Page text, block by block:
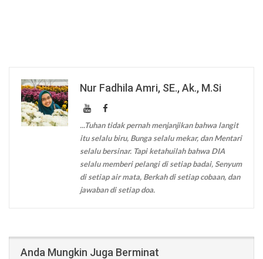
Nur Fadhila Amri, SE., Ak., M.Si
...Tuhan tidak pernah menjanjikan bahwa langit
itu selalu biru, Bunga selalu mekar, dan Mentari
selalu bersinar. Tapi ketahuilah bahwa DIA
selalu memberi pelangi di setiap badai, Senyum
di setiap air mata, Berkah di setiap cobaan, dan
jawaban di setiap doa.
Anda Mungkin Juga Berminat